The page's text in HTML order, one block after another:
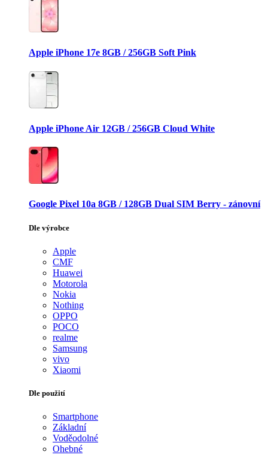
Apple iPhone 17e 8GB / 256GB Soft Pink
Apple iPhone Air 12GB / 256GB Cloud White
Google Pixel 10a 8GB / 128GB Dual SIM Berry - zánovní
Dle výrobce
Apple
CMF
Huawei
Motorola
Nokia
Nothing
OPPO
POCO
realme
Samsung
vivo
Xiaomi
Dle použití
Smartphone
Základní
Voděodolné
Ohebné